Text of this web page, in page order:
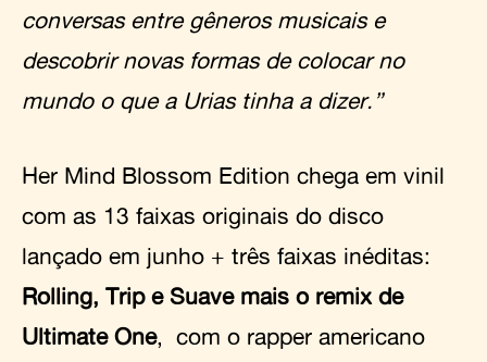
conversas entre gêneros musicais e
descobrir novas formas de colocar no
mundo o que a Urias tinha a dizer.”
Her Mind Blossom Edition chega em vinil
com as 13 faixas originais do disco
lançado em junho + três faixas inéditas:
Rolling, Trip e Suave mais o remix de
Ultimate One, com o rapper americano